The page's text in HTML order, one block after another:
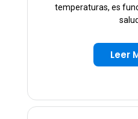
temperaturas, es
Leer